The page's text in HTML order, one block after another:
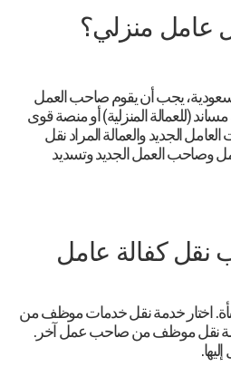
عامل منزلي؟
يجب أن يقوم صاحب العمل
(للعمالة المنزلية) أو منصة قوى
العامل الجديد والعمالة المراد نقل
وصاحب العمل الجديد وتسديد
كفالة عامل
اختار خدمة نقل خدمات موظف من
خدمة نقل موظف من صاحب عمل آخر.